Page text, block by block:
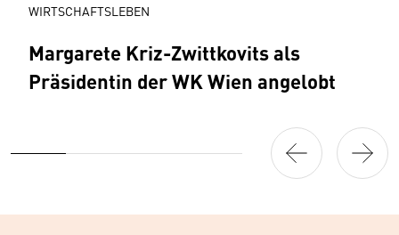
WIRTSCHAFTSLEBEN
Margarete Kriz-Zwittkovits als
Präsidentin der WK Wien angelobt